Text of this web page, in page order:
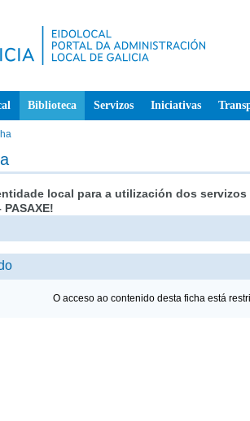
Biblioteca Servizos Iniciativas
local para a utilización dos
O acceso ao contenido desta ficha está